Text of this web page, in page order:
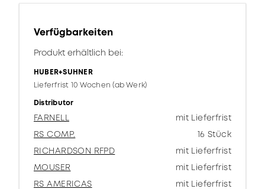
Verfügbarkeiten
Produkt erhältlich bei:
HUBER+SUHNER
Lieferfrist 10 Wochen (ab Werk)
Distributor
FARNELL
mit Lieferfrist
RS COMP.
16 Stück
RICHARDSON RFPD
mit Lieferfrist
MOUSER
mit Lieferfrist
RS AMERICAS
mit Lieferfrist